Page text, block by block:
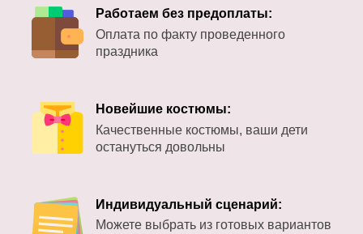
Работаем без предоплаты:
Оплата по факту проведенного
праздника
Новейшие костюмы:
Качественные костюмы, ваши дети
остануться довольны
Индивидуальный сценарий:
Можете выбрать из готовых вариантов